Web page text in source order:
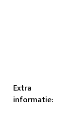
Extra
informatie: